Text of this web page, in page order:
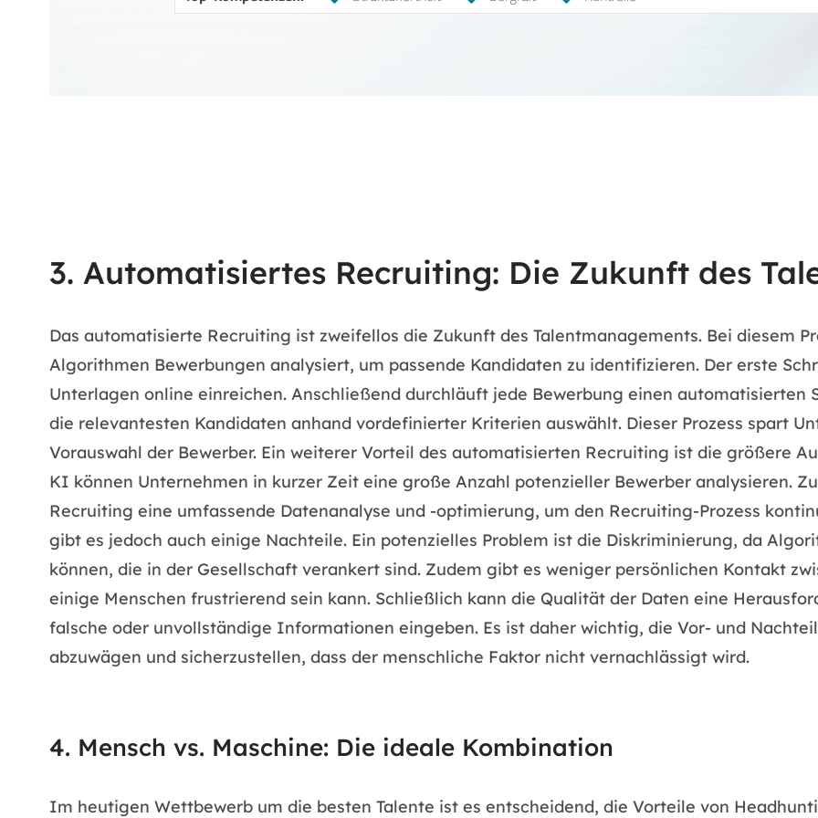
3. Automatisiertes Recruiting: Die Zukunft des
Das automatisierte Recruiting ist zweifellos die Zukunft des Talentmanagements. Bei diesem
Algorithmen Bewerbungen analysiert, um passende Kandidaten zu identifizieren. Der erste
Unterlagen online einreichen. Anschließend durchläuft jede Bewerbung einen automatisierten
die relevantesten Kandidaten anhand vordefinierter Kriterien auswählt. Dieser Prozess spart
Vorauswahl der Bewerber. Ein weiterer Vorteil des automatisierten Recruiting ist die größere
KI können Unternehmen in kurzer Zeit eine große Anzahl potenzieller Bewerber analysieren.
Recruiting eine umfassende Datenanalyse und -optimierung, um den Recruiting-Prozess
gibt es jedoch auch einige Nachteile. Ein potenzielles Problem ist die Diskriminierung, da
können, die in der Gesellschaft verankert sind. Zudem gibt es weniger persönlichen Kontakt
einige Menschen frustrierend sein kann. Schließlich kann die Qualität der Daten eine
falsche oder unvollständige Informationen eingeben. Es ist daher wichtig, die Vor- und
abzuwägen und sicherzustellen, dass der menschliche Faktor nicht vernachlässigt wird.
4. Mensch vs. Maschine: Die ideale Kombination
Im heutigen Wettbewerb um die besten Talente ist es entscheidend, die Vorteile von